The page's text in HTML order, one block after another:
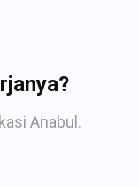
Anabul.